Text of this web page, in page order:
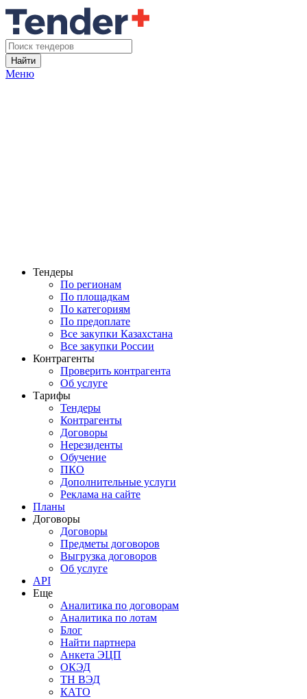
Найти
Меню
Тендеры
По регионам
По площадкам
По категориям
По предоплате
Все закупки Казахстана
Все закупки России
Контрагенты
Проверить контрагента
Об услуге
Тарифы
Тендеры
Контрагенты
Договоры
Нерезиденты
Обучение
ПКО
Дополнительные услуги
Реклама на сайте
Планы
Договоры
Договоры
Предметы договоров
Выгрузка договоров
Об услуге
API
Еще
Аналитика по договорам
Аналитика по лотам
Блог
Найти партнера
Анкета ЭЦП
ОКЭД
ТН ВЭД
КАТО